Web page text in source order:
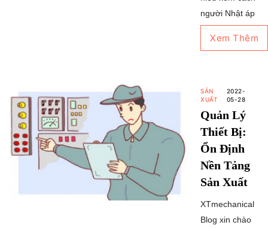
người Nhật áp
dụng trực
quan hóa vào
Xem Thêm
SẢN
XUẤT
2022-
05-28
Quản Lý
Thiết Bị:
Ổn Định
Nền Tảng
Sản Xuất
XTmechanical
Blog xin chào